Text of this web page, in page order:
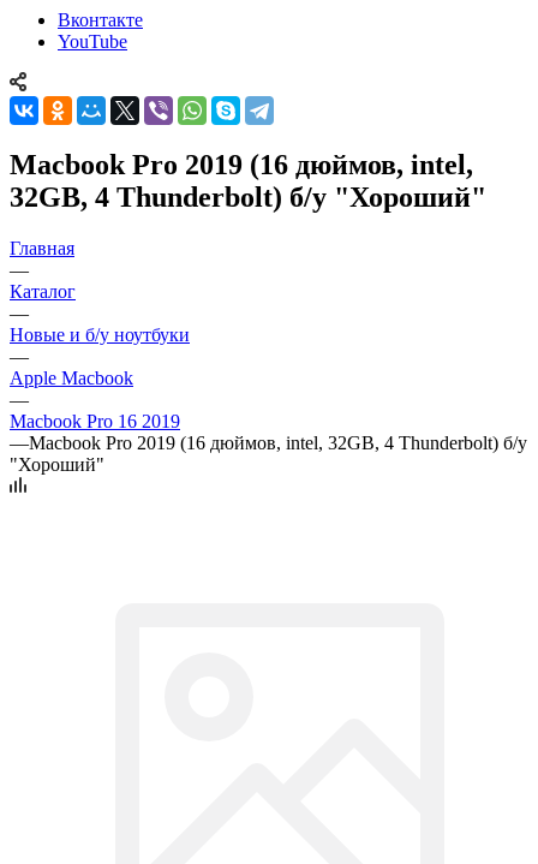
Вконтакте
YouTube
Macbook Pro 2019 (16 дюймов, intel,
32GB, 4 Thunderbolt) б/у "Хороший"
Главная
—
Каталог
—
Новые и б/у ноутбуки
—
Apple Macbook
—
Macbook Pro 16 2019
—Macbook Pro 2019 (16 дюймов, intel, 32GB, 4 Thunderbolt) б/у
"Хороший"